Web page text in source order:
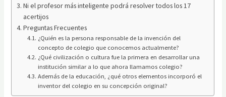
Ni el profesor más inteligente podrá resolver todos los 17
acertijos
Preguntas Frecuentes
¿Quién es la persona responsable de la invención del
concepto de colegio que conocemos actualmente?
¿Qué civilización o cultura fue la primera en desarrollar una
institución similar a lo que ahora llamamos colegio?
Además de la educación, ¿qué otros elementos incorporó el
inventor del colegio en su concepción original?